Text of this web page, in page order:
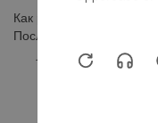
Как работает лизинг
Последовательность
с заявлением.